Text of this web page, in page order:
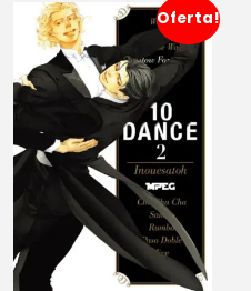
Oferta!